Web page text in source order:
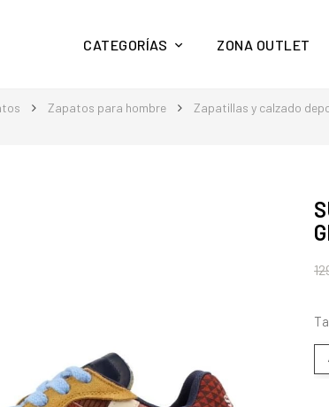
y mucho más en Aquí
CATEGORÍAS ZONA OUTLET
Zapatos para hombre Zapatillas y calzado